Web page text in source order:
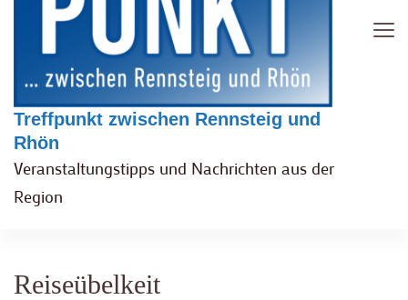
Treffpunkt zwischen Rennsteig und
Rhön
Veranstaltungstipps und Nachrichten aus der
Region
Reiseübelkeit